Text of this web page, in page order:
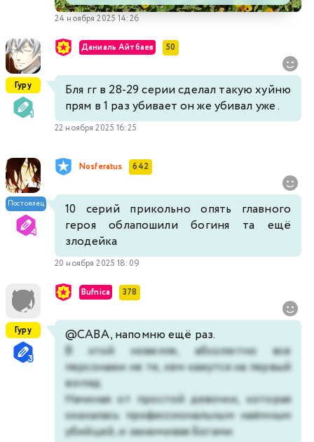
24 ноября 2025 14:26
Гуру
Даниаль Айтбаев 50
Бля гг в 28-29 серии сделал такую хуйню
прям в 1 раз убивает он же убивал уже .
22 ноября 2025 16:25
Постоялец
Nosferatus 642
10 серий прикольно опять главного
героя облапошили богиня та ещё
злодейка
20 ноября 2025 18:09
Гуру
Bufnica 378
@САВА, напомню ещё раз.
В этой новелле, абсолютно все
персонажи не те, кем кажутся на первый
взгляд.
Начиная от простой девочки, которая
оказалась профессиональным наёмным
убийцей, и заканчивая Богами.